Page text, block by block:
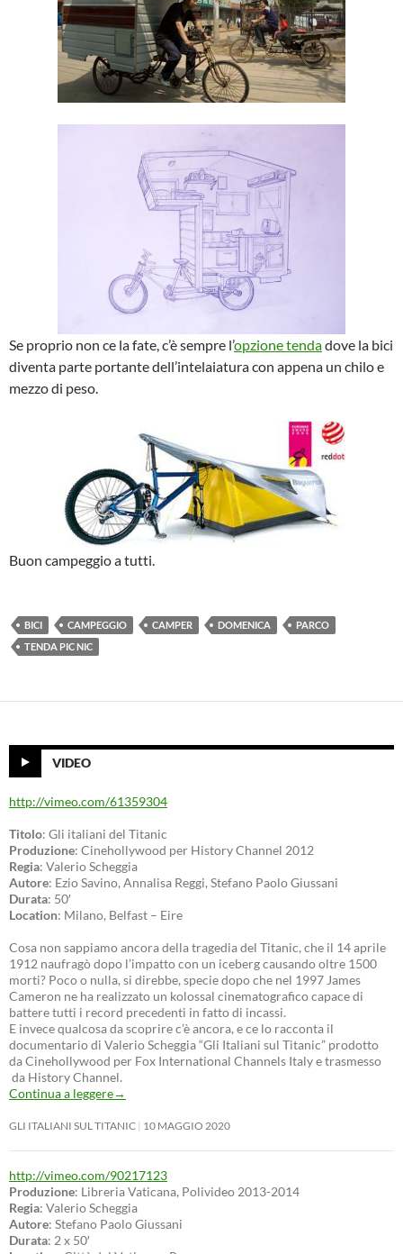
Se proprio non ce la fate, c’è sempre l’opzione tendadove la bici
diventa parte portante dell’intelaiatura con appena un chilo e
mezzo di peso.
Buon campeggio a tutti.
BICI CAMPEGGIO CAMPER DOMENICA
PARCO
TENDA PIC NIC
VIDEO
http://vimeo.com/61359304
Titolo: Gli italiani del Titanic
Produzione: Cinehollywood per History Channel 2012
Regia: Valerio Scheggia
Autore: Ezio Savino, Annalisa Reggi, Stefano Paolo Giussani
Durata: 50′
Location: Milano, Belfast – Eire
Cosa non sappiamo ancora della tragedia del Titanic, che il 14 aprile
1912 naufragò dopo l’impatto con un iceberg causando oltre 1500
morti? Poco o nulla, si direbbe, specie dopo che nel 1997 James
Cameron ne ha realizzato un kolossal cinematografico capace di
battere tutti i record precedenti in fatto di incassi.
E invece qualcosa da scoprire c’è ancora, e ce lo racconta il
documentario di Valerio Scheggia “Gli Italiani sul Titanic” prodotto
da Cinehollywood per Fox International Channels Italy e trasmesso
da History Channel.
Continua a leggere→
GLI ITALIANI SUL TITANIC 10 MAGGIO 2020
http://vimeo.com/90217123
Produzione: Libreria Vaticana, Polivideo 2013-2014
Regia: Valerio Scheggia
Autore: Stefano Paolo Giussani
Durata: 2 x 50′